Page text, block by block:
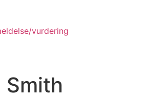
vurdering
Smith